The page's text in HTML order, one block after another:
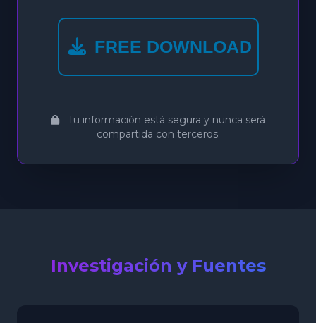
FREE DOWNLOAD
Tu información está segura y nunca será
compartida con terceros.
Investigación y Fuentes